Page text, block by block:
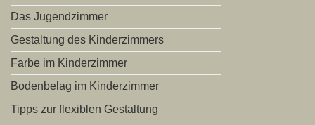
Das Jugendzimmer
Gestaltung des Kinderzimmers
Farbe im Kinderzimmer
Bodenbelag im Kinderzimmer
Tipps zur flexiblen Gestaltung